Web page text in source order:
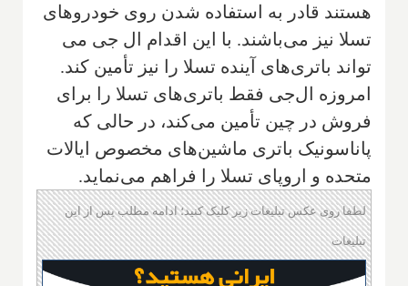
هستند قادر به استفاده شدن روی خودروهای
تسلا نیز می‌باشند. با این اقدام ال جی می
تواند باتری‌های آینده تسلا را نیز تأمین كند.
امروزه ال‌جی فقط باتری‌های تسلا را برای
فروش در چین تأمین می‌کند، در حالی که
پاناسونیک باتری ماشین‌های مخصوص ایالات
متحده و اروپای تسلا را فراهم می‌نماید.
لطفا روی عکس تبلیغات زیر کلیک کنید؛ ادامه مطلب پس از این
تبلیغات